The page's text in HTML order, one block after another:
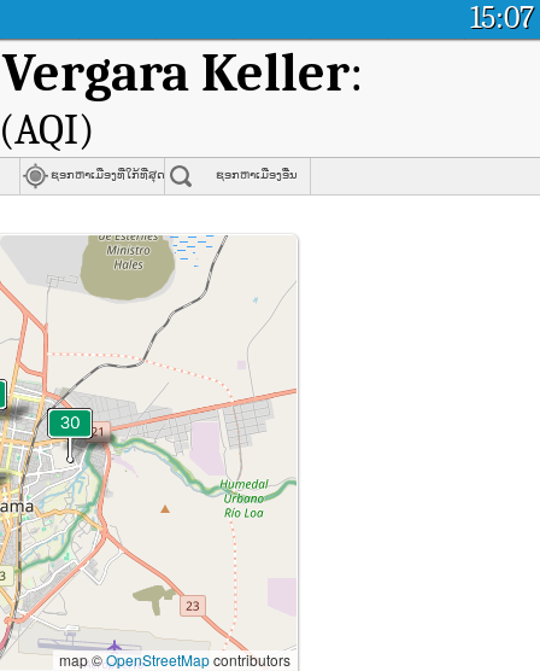
15:07
Keller:
ຊອກຫາເມືອງທີ່ໃກ້ທີ່ສຸດ ຊອກຫາເມືອງອື່ນ
map ©OpenStreetMapcontributors